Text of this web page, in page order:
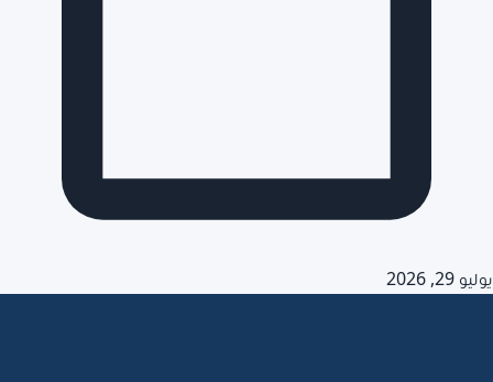
يوليو 29, 2026